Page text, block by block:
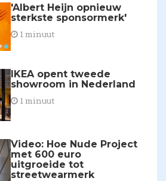
'Albert Heijn opnieuw
sterkste sponsormerk'
1 minuut
IKEA opent tweede
showroom in Nederland
1 minuut
Video: Hoe Nude Project
met 600 euro
uitgroeide tot
streetwearmerk